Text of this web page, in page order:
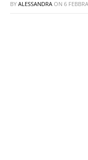
BY ALESSANDRA ON 6